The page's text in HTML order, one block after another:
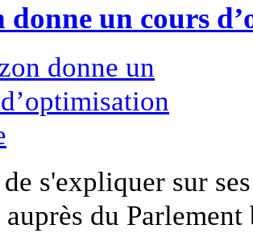
donne un cours
de s'expliquer sur
auprès du